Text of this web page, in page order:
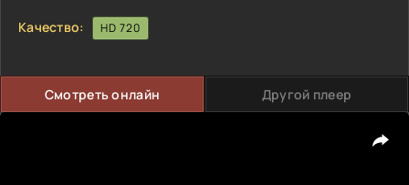
Качество: HD 720
Смотреть онлайн Другой плеер